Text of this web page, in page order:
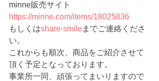
minne販売サイト
https://minne.com/items/18025836
もしくはshare-smileまでご連絡くださ
い。
これからも順次、商品をご紹介させて
頂く予定となっております。
事業所一同、頑張ってまいりますので